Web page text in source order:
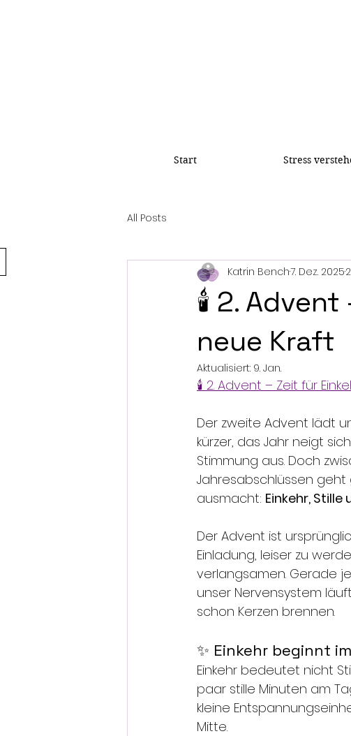
Start Stress
All Posts
🕯️ 2.
neue Kraft
Katrin Bench7. Dez. 2025
Aktualisiert: 9. Jan.
🕯️ 2. Advent – Zeit für
Der zweite Advent lädt
kürzer, das Jahr neigt
Stimmung aus. Doch
Jahresabschlüssen
ausmacht: Einkehr,
Der Advent ist
Einladung, leiser zu
verlangsamen. Gerade
unser Nervensystem
schon Kerzen brennen.
✨ Einkehr beginnt
Einkehr bedeutet nicht
paar stille Minuten am
kleine
Mitte.